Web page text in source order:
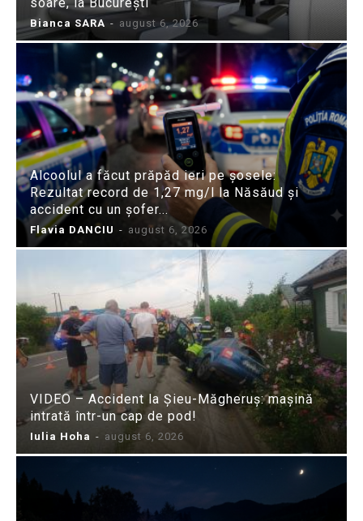
Bianca SARA - august 6, 2026
Alcoolul a făcut prăpăd ieri pe șosele:
Rezultat record de 1,27 mg/l la Năsăud și
accident cu un șofer...
Flavia DANCIU - august 6, 2026
VIDEO – Accident la Șieu-Măgheruș: mașină
intrată într-un cap de pod!
Iulia Hoha - august 6, 2026